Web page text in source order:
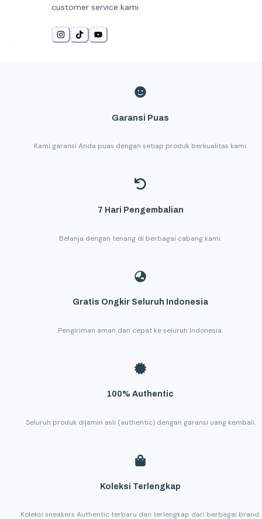
customer service kami.
Garansi Puas
Kami garansi Anda puas dengan setiap produk berkualitas kami.
7 Hari Pengembalian
Belanja dengan tenang di berbagai cabang kami.
Gratis Ongkir Seluruh Indonesia
Pengiriman aman dan cepat ke seluruh Indonesia.
100% Authentic
Seluruh produk dijamin asli (authentic) dengan garansi uang kembali.
Koleksi Terlengkap
Koleksi sneakers Authentic terbaru dan terlengkap dari berbagai brand.